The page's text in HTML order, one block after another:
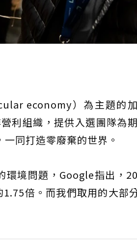
economy）為主題的
利組織，提供入選團隊為
同打造零廢棄的世界。
環境問題，Google指出，
倍。而我們取用的大部